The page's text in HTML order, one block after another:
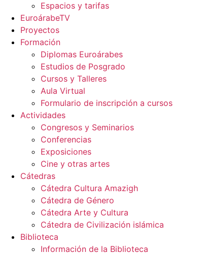
Espacios y tarifas
EuroárabeTV
Proyectos
Formación
Diplomas Euroárabes
Estudios de Posgrado
Cursos y Talleres
Aula Virtual
Formulario de inscripción a cursos
Actividades
Congresos y Seminarios
Conferencias
Exposiciones
Cine y otras artes
Cátedras
Cátedra Cultura Amazigh
Cátedra de Género
Cátedra Arte y Cultura
Cátedra de Civilización islámica
Biblioteca
Información de la Biblioteca